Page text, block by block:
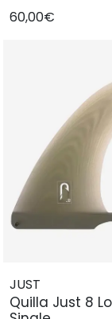
60,00€
JUST
Quilla Just 8